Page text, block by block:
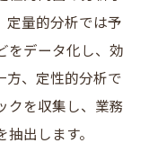
定量的分析では予
をデータ化し、効
方、定性的分析で
クを収集し、業務
出します。